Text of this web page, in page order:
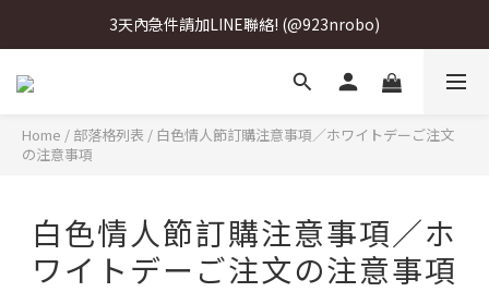
3天內急件請加LINE聯絡! (@923nrobo)
3天內急件請加LINE聯絡! (@923nrobo)
3天內急件請加LINE聯絡! (@923nrobo)
Home / 部落格列表 / 白色情人節訂購注意事項／ホワイトデーご注文
の注意事項
白色情人節訂購注意事項／ホ
ワイトデーご注文の注意事項